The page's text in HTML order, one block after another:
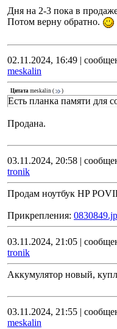
Дня на 2-3 пока в
Потом верну обратно.
02.11.2024, 16:49 |
meskalin
Цитата meskalin ( )
Есть планка памяти для
Продана.
03.11.2024, 20:58 |
tronik
Продам ноутбук HP
Прикрепления:
03.11.2024, 21:05 |
tronik
Аккумулятор новый,
03.11.2024, 21:55 |
meskalin